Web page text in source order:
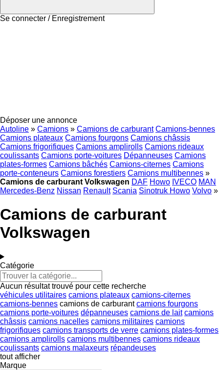
Se connecter / Enregistrement
Déposer une annonce
Autoline » Camions » Camions de carburant Camions-bennes
Camions plateaux Camions fourgons Camions châssis
Camions frigorifiques Camions amplirolls Camions rideaux
coulissants Camions porte-voitures Dépanneuses Camions
plates-formes Camions bâchés Camions-citernes Camions
porte-conteneurs Camions forestiers Camions multibennes »
Camions de carburant Volkswagen DAF Howo IVECO MAN
Mercedes-Benz Nissan Renault Scania Sinotruk Howo Volvo »
Camions de carburant
Volkswagen
Catégorie
Aucun résultat trouvé pour cette recherche
véhicules utilitaires camions plateaux camions-citernes
camions-bennes camions de carburant camions fourgons
camions porte-voitures dépanneuses camions de lait camions
châssis camions nacelles camions militaires camions
frigorifiques camions transports de verre camions plates-formes
camions amplirolls camions multibennes camions rideaux
coulissants camions malaxeurs répandeuses
tout afficher
Marque